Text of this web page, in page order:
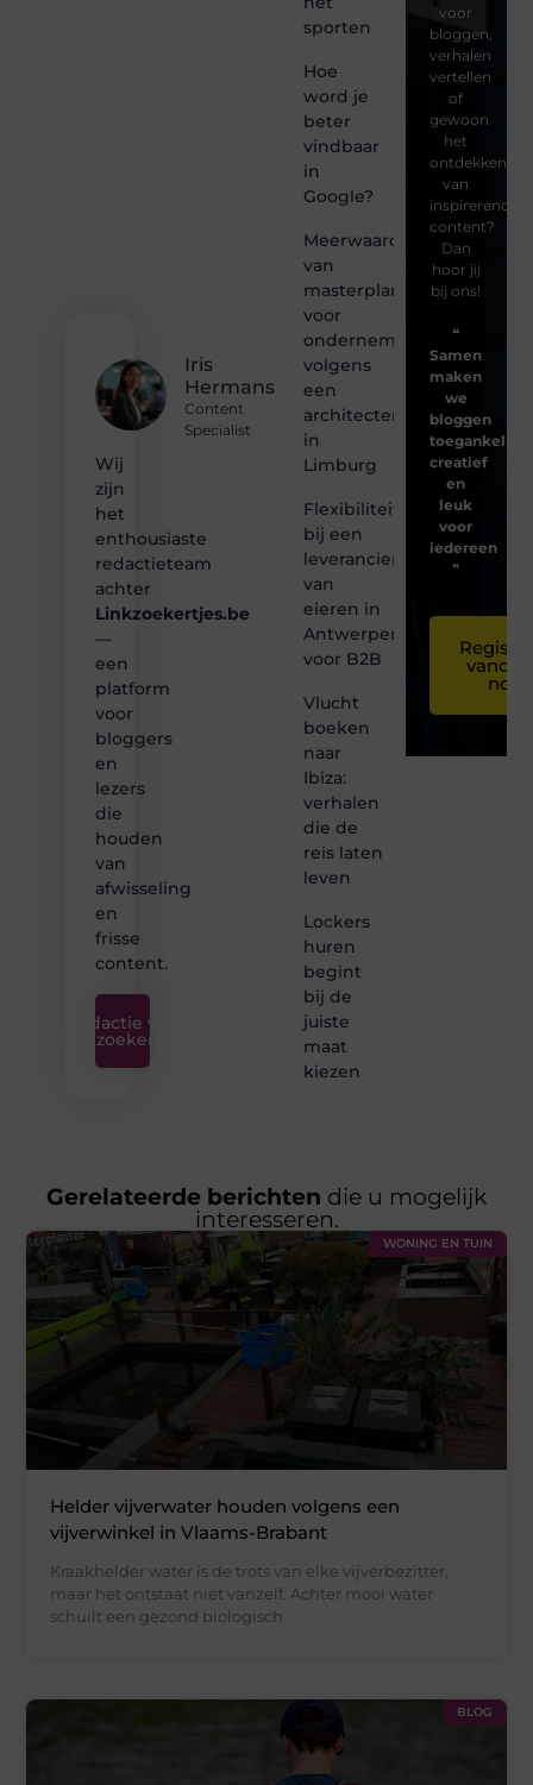
Iris
Hermans
Content
Specialist
Wij
zijn
het
enthousiaste
redactieteam
achter
Linkzoekertjes.be
—
een
platform
voor
bloggers
en
lezers
die
houden
van
afwisseling
en
frisse
content.
Redactie van
Linkzoekertjes
sporten
Hoe
word je
beter
vindbaar
in
Google?
Meerwaarde
van
masterplanning
voor
ondernemingen
volgens
een
architectenbureau
in
Limburg
Flexibiliteit
bij een
leverancier
van
eieren in
Antwerpen
voor B2B
Vlucht
boeken
naar
Ibiza:
verhalen
die de
reis laten
leven
Lockers
huren
begint
bij de
juiste
maat
kiezen
voor
bloggen,
verhalen
vertellen
of
gewoon
het
ontdekken
van
inspirerende
content?
Dan
hoor jij
bij ons!
❝
Samen
maken
we
bloggen
toegankelijk,
creatief
en
leuk
voor
iedereen
❞
nog
Gerelateerde berichten die u mogelijk
interesseren.
WONING EN TUIN
Helder vijverwater houden volgens een
vijverwinkel in Vlaams-Brabant
Kraakhelder water is de trots van elke vijverbezitter,
maar het ontstaat niet vanzelf. Achter mooi water
schuilt een gezond biologisch
BLOG